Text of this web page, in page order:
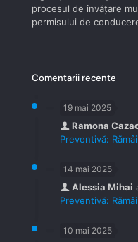
procesul de învăţare
permisului de
Comentarii recente
19 mai 2025
Ramona
Preventivă:
14 mai 2025
Alessia Mihai
Preventivă:
10 mai 2025